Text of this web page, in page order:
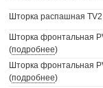
Шторка распашная
Шторка фронтальная
(подробнее)
Шторка фронтальная
(подробнее)